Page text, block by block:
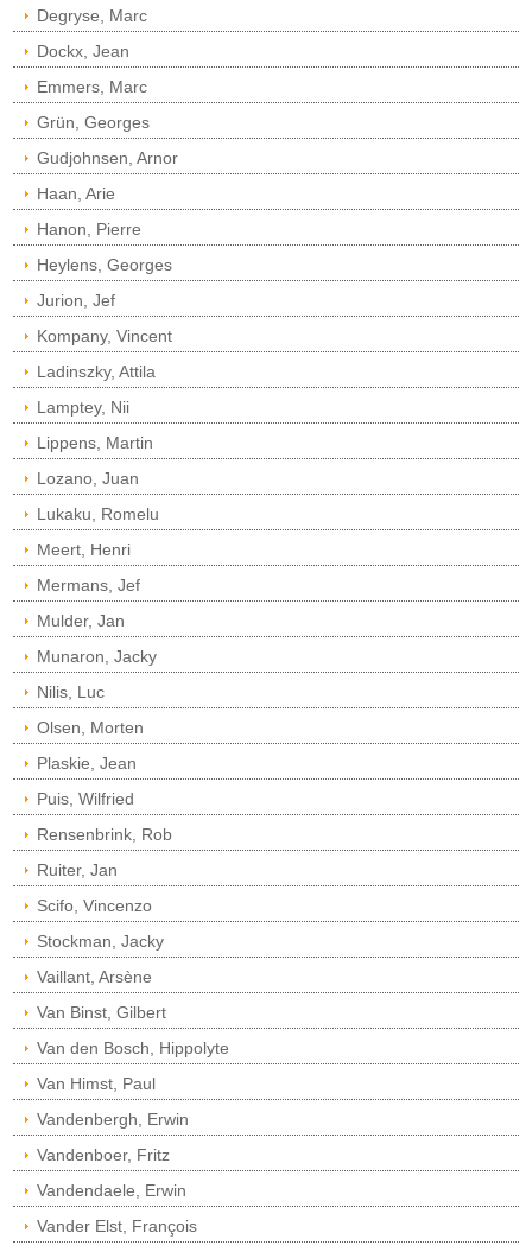
Degryse, Marc
Dockx, Jean
Emmers, Marc
Grün, Georges
Gudjohnsen, Arnor
Haan, Arie
Hanon, Pierre
Heylens, Georges
Jurion, Jef
Kompany, Vincent
Ladinszky, Attila
Lamptey, Nii
Lippens, Martin
Lozano, Juan
Lukaku, Romelu
Meert, Henri
Mermans, Jef
Mulder, Jan
Munaron, Jacky
Nilis, Luc
Olsen, Morten
Plaskie, Jean
Puis, Wilfried
Rensenbrink, Rob
Ruiter, Jan
Scifo, Vincenzo
Stockman, Jacky
Vaillant, Arsène
Van Binst, Gilbert
Van den Bosch, Hippolyte
Van Himst, Paul
Vandenbergh, Erwin
Vandenboer, Fritz
Vandendaele, Erwin
Vander Elst, François